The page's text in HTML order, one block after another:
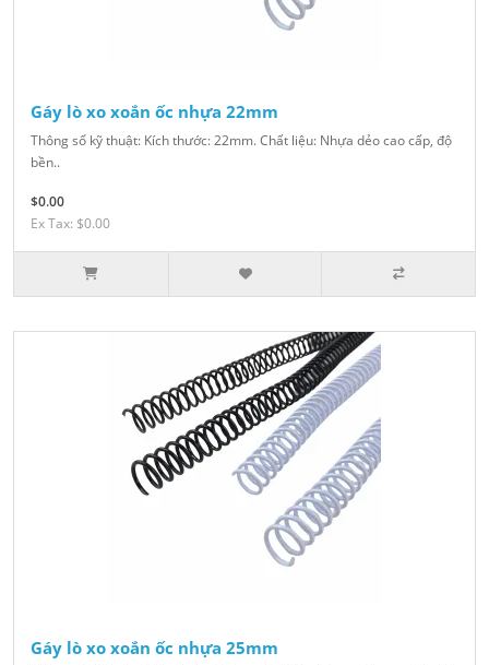
Gáy lò xo xoắn ốc nhựa 22mm
Thông số kỹ thuật: Kích thước: 22mm. Chất liệu: Nhựa dẻo cao cấp, độ
bền..
$0.00
Ex Tax: $0.00
Gáy lò xo xoắn ốc nhựa 25mm